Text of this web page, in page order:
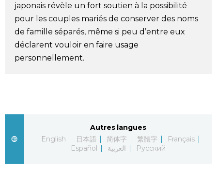
Le japonais
En plus
japonais révèle un fort soutien à la possibilité
pour les couples mariés de conserver des noms
de famille séparés, même si peu d’entre eux
déclarent vouloir en faire usage
personnellement.
Autres langues
English
日本語 简体字 繁體字
Français
Español
العربية Русский